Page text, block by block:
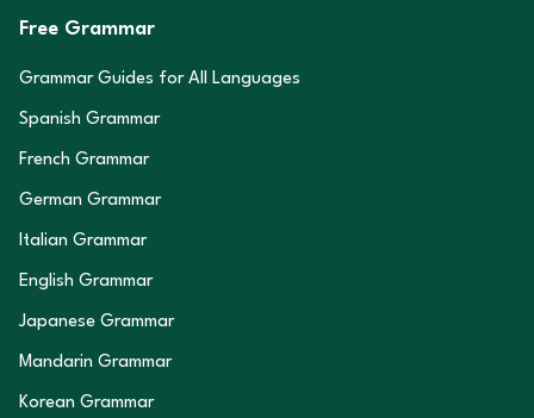
Free Grammar
Grammar Guides for All Languages
Spanish Grammar
French Grammar
German Grammar
Italian Grammar
English Grammar
Japanese Grammar
Mandarin Grammar
Korean Grammar